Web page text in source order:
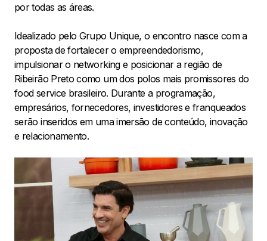
por todas as áreas.
Idealizado pelo Grupo Unique, o encontro nasce com a
proposta de fortalecer o empreendedorismo,
impulsionar o networking e posicionar a região de
Ribeirão Preto como um dos polos mais promissores do
food service brasileiro. Durante a programação,
empresários, fornecedores, investidores e franqueados
serão inseridos em uma imersão de conteúdo, inovação
e relacionamento.